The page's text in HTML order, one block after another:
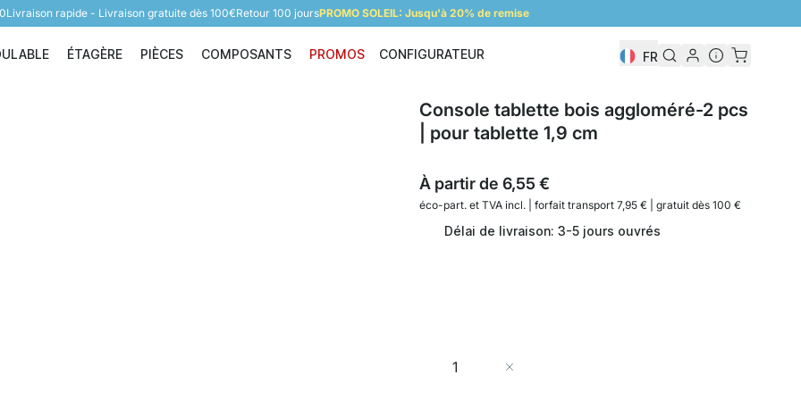
Livraison rapide - Livraison gratuite dès 100€Retour 100 joursPROMO SOLEIL: Jusqu'à 20% de remise
Étagère modulable
ÉTAGÈRE
Étagère
PIÈCES
Pièces
COMPOSANTS
Composants
PROMOS CONFIGURATEUR FR
Console tablette bois aggloméré-2 pcs
| pour tablette 1,9 cm
À partir de6,55 €
éco-part. etTVA incl. | forfait transport 7,95 € | gratuit dès 100 €
Délai de livraison: 3-5 jours ouvrés
Quantité